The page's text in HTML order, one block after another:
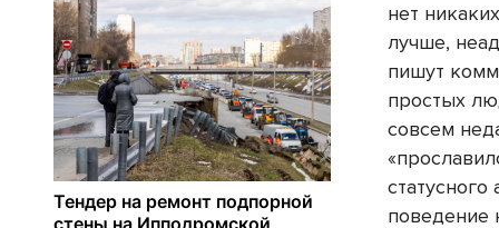
нет
лучше,
пишут
простых
совсем
поведение